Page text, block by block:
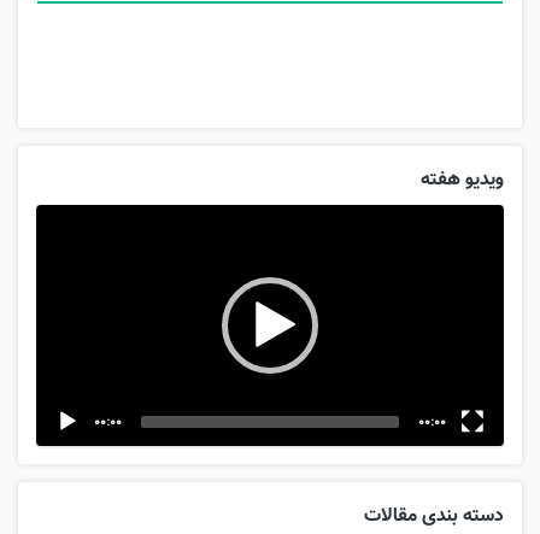
ویدیو هفته
00:00 00:00
دسته بندی مقالات